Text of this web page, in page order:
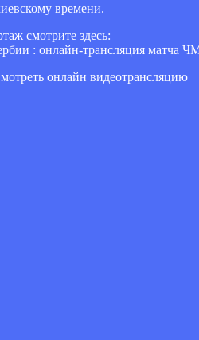
времени.
смотрите здесь:
: онлайн-трансляция матча
онлайн видеотрансляцию